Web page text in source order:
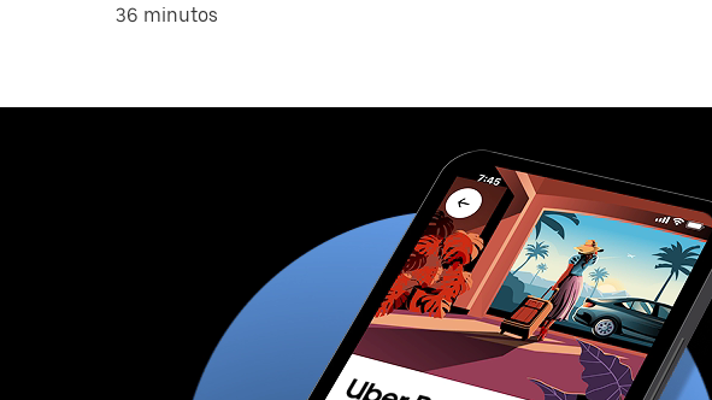
36 minutos